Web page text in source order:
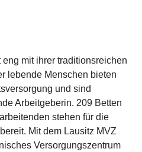
mit ihrer traditionsreichen
lebende Menschen bieten
und sind
Arbeitgeberin. 209 Betten
stehen für die
Mit dem Lausitz MVZ
Versorgungszentrum